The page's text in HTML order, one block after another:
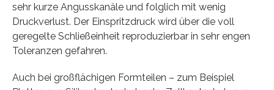
sehr kurze Angusskanäle und folglich mit wenig
Druckverlust. Der Einspritzdruck wird über die voll
geregelte Schließeinheit reproduzierbar in sehr engen
Toleranzen gefahren.
Auch bei großflächigen Formteilen – zum Beispiel